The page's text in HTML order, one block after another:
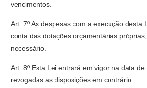
vencimentos.
Art. 7º As despesas com a execução desta
conta das dotações orçamentárias
necessário.
Art. 8º Esta Lei entrará em vigor na data de
revogadas as disposições em contrário.